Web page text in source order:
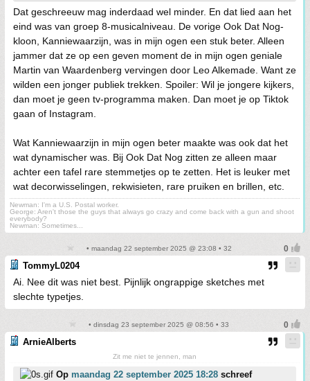
Dat geschreeuw mag inderdaad wel minder. En dat lied aan het
eind was van groep 8-musicalniveau. De vorige Ook Dat Nog-
kloon, Kanniewaarzijn, was in mijn ogen een stuk beter. Alleen
jammer dat ze op een geven moment de in mijn ogen geniale
Martin van Waardenberg vervingen door Leo Alkemade. Want ze
wilden een jonger publiek trekken. Spoiler: Wil je jongere kijkers,
dan moet je geen tv-programma maken. Dan moet je op Tiktok
gaan of Instagram.
Wat Kanniewaarzijn in mijn ogen beter maakte was ook dat het
wat dynamischer was. Bij Ook Dat Nog zitten ze alleen maar
achter een tafel rare stemmetjes op te zetten. Het is leuker met
wat decorwisselingen, rekwisieten, rare pruiken en brillen, etc.
Newman: I'm a U.S. Postal worker.
George: Aren't those the guys that always go crazy and come back with a gun and shoot
everybody?
Newman: Sometimes...
• maandag 22 september 2025 @ 23:08 • 32
TommyL0204
Ai. Nee dit was niet best. Pijnlijk ongrappige sketches met
slechte typetjes.
• dinsdag 23 september 2025 @ 08:56 • 33
ArnieAlberts
Zit me niet te jennen, man
Op maandag 22 september 2025 18:28 schreef